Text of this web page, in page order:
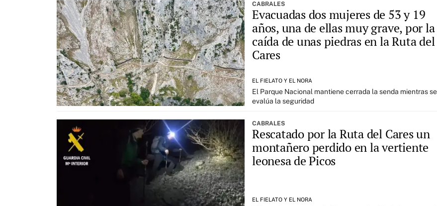
CABRALES
Evacuadas dos mujeres de 53 y 19
años, una de ellas muy grave, por la
caída de unas piedras en la Ruta del
Cares
EL FIELATO Y EL NORA
El Parque Nacional mantiene cerrada la senda mientras se
evalúa la seguridad
CABRALES
Rescatado por la Ruta del Cares un
montañero perdido en la vertiente
leonesa de Picos
EL FIELATO Y EL NORA